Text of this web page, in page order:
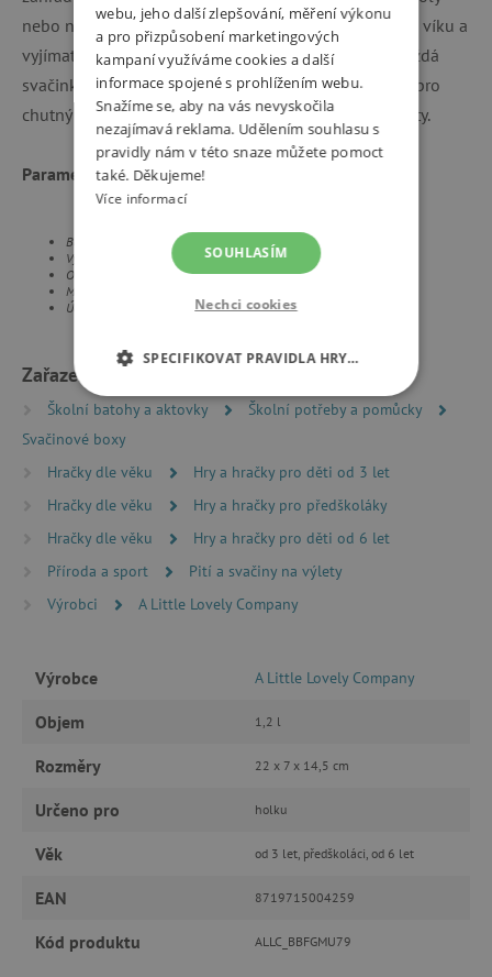
nebo na výlety. Díky vzduchotěsnému zacvakávacímu víku a
vyjímatelné nádobce se dvěma přihrádkami bude každá
svačinka přehledně uspořádaná po celý den. Ideální pro
chutný a pestrý oběd či svačinu do školy nebo na cesty.
Parametry:
Box na svačinu: 22 x 7 x 14,5 cm
Vyjímatelná nádobka: 9 x 5,5 x 12,5 cm
Obsah: 1,2 litru
Materiál: PP
Údržba: nevhodné do myčky a mikrovlnné trouby
Zařazeno v kategoriích
Školní batohy a aktovky
Školní potřeby a pomůcky
Svačinové boxy
Hračky dle věku
Hry a hračky pro děti od 3 let
Hračky dle věku
Hry a hračky pro předškoláky
Hračky dle věku
Hry a hračky pro děti od 6 let
Příroda a sport
Pití a svačiny na výlety
Výrobci
A Little Lovely Company
Výrobce A Little Lovely Company
Objem 1,2 l
Rozměry 22 x 7 x 14,5 cm
Určeno pro holku
Věk od 3 let, předškoláci, od 6 let
EAN 8719715004259
Kód produktu ALLC_BBFGMU79
webu, jeho další zlepšování, měření výkonu
a pro přizpůsobení marketingových
kampaní využíváme cookies a další
informace spojené s prohlížením webu.
Snažíme se, aby na vás nevyskočila
nezajímavá reklama. Udělením souhlasu s
pravidly nám v této snaze můžete pomoct
také. Děkujeme!
Více informací
SOUHLASÍM
Nechci cookies
SPECIFIKOVAT PRAVIDLA HRY…
NEZBYTNĚ NUTNÉ COOKIES
MARKETINGOVÉ COOKIES
Funkční soubory
Nezbytně nutné soubory cookie umožňují
přihlášení uživatele a správa účtu. Webové
stránky nelze bez nezbytně nutných souborů